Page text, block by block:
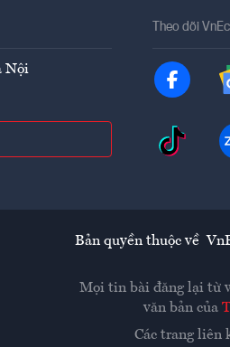
Nội
Theo dõi
Bản quyền thuộc về
Mọi tin bài đăng lại từ
văn bản của
Các trang liên